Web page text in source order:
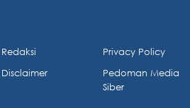
Redaksi
Disclaimer
Privacy Policy
Pedoman Media
Siber